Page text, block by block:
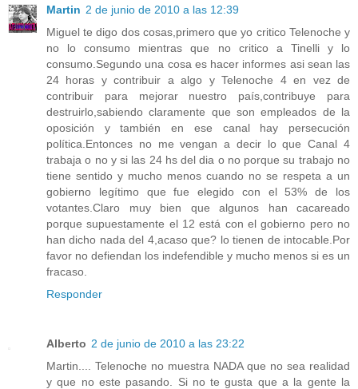
Martin 2 de junio de 2010 a las 12:39
Miguel te digo dos cosas,primero que yo critico Telenoche y
no lo consumo mientras que no critico a Tinelli y lo
consumo.Segundo una cosa es hacer informes asi sean las
24 horas y contribuir a algo y Telenoche 4 en vez de
contribuir para mejorar nuestro país,contribuye para
destruirlo,sabiendo claramente que son empleados de la
oposición y también en ese canal hay persecución
política.Entonces no me vengan a decir lo que Canal 4
trabaja o no y si las 24 hs del dia o no porque su trabajo no
tiene sentido y mucho menos cuando no se respeta a un
gobierno legítimo que fue elegido con el 53% de los
votantes.Claro muy bien que algunos han cacareado
porque supuestamente el 12 está con el gobierno pero no
han dicho nada del 4,acaso que? lo tienen de intocable.Por
favor no defiendan los indefendible y mucho menos si es un
fracaso.
Responder
Alberto 2 de junio de 2010 a las 23:22
Martin.... Telenoche no muestra NADA que no sea realidad
y que no este pasando. Si no te gusta que a la gente la